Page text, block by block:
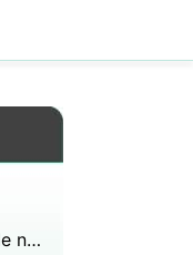
Klassisk tegn på en frittliggende netthinnen